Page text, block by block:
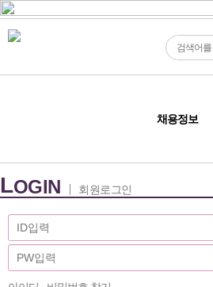
채용정보
LOGIN 회원로그인